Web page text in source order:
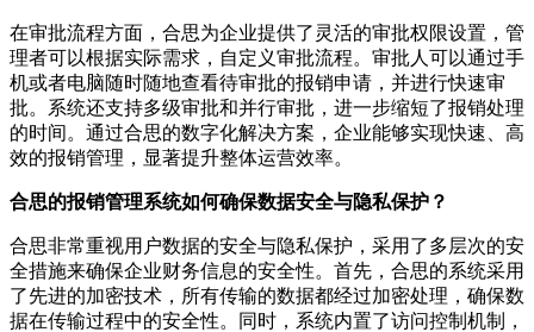
在审批流程方面，合思为企业提供了灵活的审批权限设置，管
理者可以根据实际需求，自定义审批流程。审批人可以通过手
机或者电脑随时随地查看待审批的报销申请，并进行快速审
批。系统还支持多级审批和并行审批，进一步缩短了报销处理
的时间。通过合思的数字化解决方案，企业能够实现快速、高
效的报销管理，显著提升整体运营效率。
合思的报销管理系统如何确保数据安全与隐私保护？
合思非常重视用户数据的安全与隐私保护，采用了多层次的安
全措施来确保企业财务信息的安全性。首先，合思的系统采用
了先进的加密技术，所有传输的数据都经过加密处理，确保数
据在传输过程中的安全性。同时，系统内置了访问控制机制，